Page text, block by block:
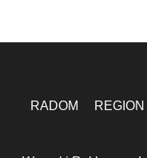
RADOM REGION